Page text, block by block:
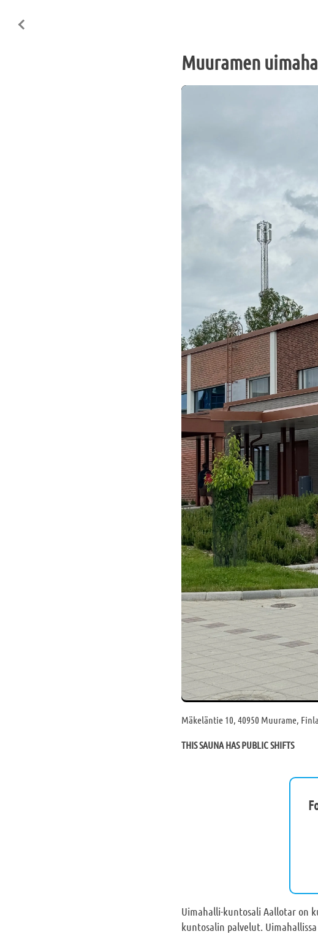
Muuramen
Mäkeläntie 10, 40950 Muurame,
THIS SAUNA HAS PUBLIC SHIFTS
Uimahalli-kuntosali Aallotar on
kuntosalin palvelut.